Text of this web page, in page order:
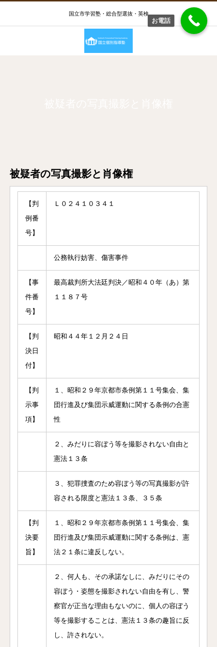
国立市学習塾・総合型選抜・英検
被疑者の写真撮影と肖像権
【判
例番
号】
Ｌ０２４１０３４１
公務執行妨害、傷害事件
【事
件番
号】
最高裁判所大法廷判決／昭和４０年（あ）第
１１８７号
【判
決日
付】
昭和４４年１２月２４日
【判
示事
項】
１、昭和２９年京都市条例第１１号集会、集
団行進及び集団示威運動に関する条例の合憲
性
２、みだりに容ぼう等を撮影されない自由と
憲法１３条
３、犯罪捜査のため容ぼう等の写真撮影が許
容される限度と憲法１３条、３５条
【判
決要
旨】
１、昭和２９年京都市条例第１１号集会、集
団行進及び集団示威運動に関する条例は、憲
法２１条に違反しない。
２、何人も、その承諾なしに、みだりにその
容ぼう・姿態を撮影されない自由を有し、警
察官が正当な理由もないのに、個人の容ぼう
等を撮影することは、憲法１３条の趣旨に反
し、許されない。
お電話